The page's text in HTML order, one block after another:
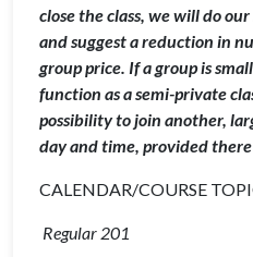
close the class, we will do
and suggest a reduction in
group price. If a group is
function as a semi-private
possibility to join another,
day and time, provided
CALENDAR/COURSE
Regular 201